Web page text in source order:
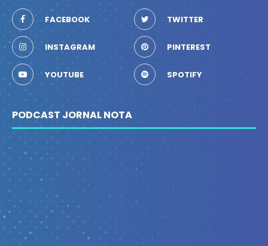
FACEBOOK TWITTER
INSTAGRAM PINTEREST
YOUTUBE SPOTIFY
PODCAST JORNAL NOTA